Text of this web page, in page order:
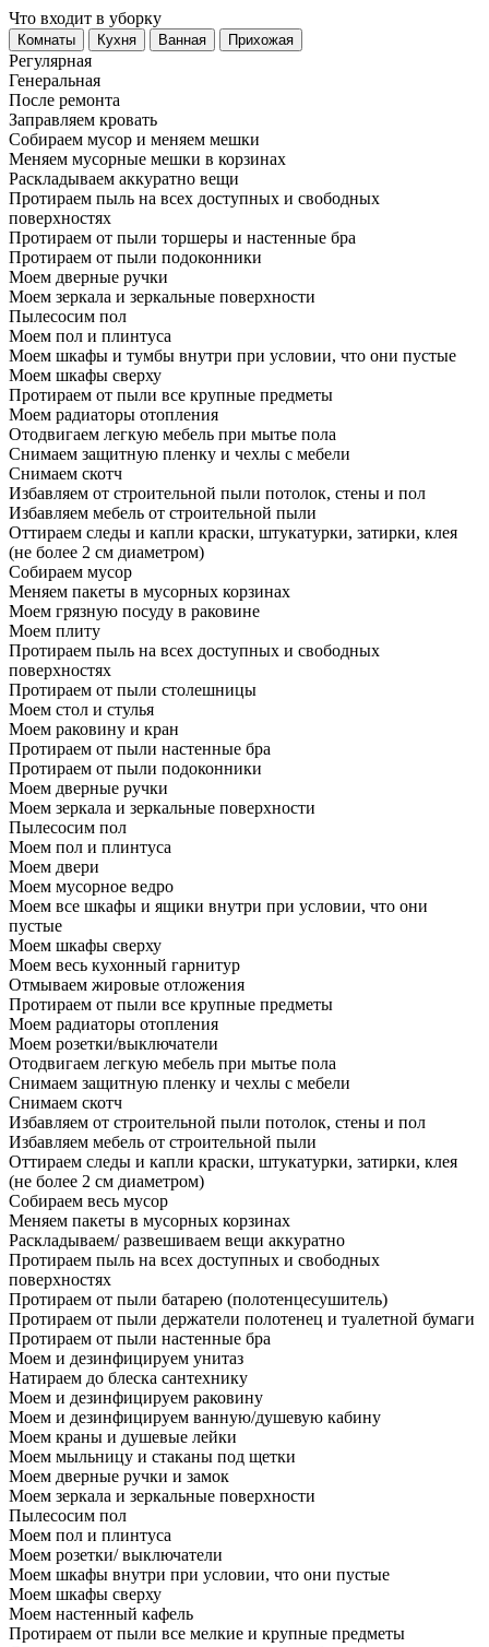
Что входит в уборку
Регу­лярная
Гене­ральная
После ремонта
Заправляем кровать
Собираем мусор и меняем мешки
Меняем мусорные мешки в корзинах
Раскладываем аккуратно вещи
Протираем пыль на всех доступных и свободных
поверхностях
Протираем от пыли торшеры и настенные бра
Протираем от пыли подоконники
Моем дверные ручки
Моем зеркала и зеркальные поверхности
Пылесосим пол
Моем пол и плинтуса
Моем шкафы и тумбы внутри при условии, что они пустые
Моем шкафы сверху
Протираем от пыли все крупные предметы
Моем радиаторы отопления
Отодвигаем легкую мебель при мытье пола
Снимаем защитную пленку и чехлы с мебели
Снимаем скотч
Избавляем от строительной пыли потолок, стены и пол
Избавляем мебель от строительной пыли
Оттираем следы и капли краски, штукатурки, затирки, клея
(не более 2 см диаметром)
Собираем мусор
Меняем пакеты в мусорных корзинах
Моем грязную посуду в раковине
Моем плиту
Протираем пыль на всех доступных и свободных
поверхностях
Протираем от пыли столешницы
Моем стол и стулья
Моем раковину и кран
Протираем от пыли настенные бра
Протираем от пыли подоконники
Моем дверные ручки
Моем зеркала и зеркальные поверхности
Пылесосим пол
Моем пол и плинтуса
Моем двери
Моем мусорное ведро
Моем все шкафы и ящики внутри при условии, что они
пустые
Моем шкафы сверху
Моем весь кухонный гарнитур
Отмываем жировые отложения
Протираем от пыли все крупные предметы
Моем радиаторы отопления
Моем розетки/выключатели
Отодвигаем легкую мебель при мытье пола
Снимаем защитную пленку и чехлы с мебели
Снимаем скотч
Избавляем от строительной пыли потолок, стены и пол
Избавляем мебель от строительной пыли
Оттираем следы и капли краски, штукатурки, затирки, клея
(не более 2 см диаметром)
Собираем весь мусор
Меняем пакеты в мусорных корзинах
Раскладываем/ развешиваем вещи аккуратно
Протираем пыль на всех доступных и свободных
поверхностях
Протираем от пыли батарею (полотенцесушитель)
Протираем от пыли держатели полотенец и туалетной бумаги
Протираем от пыли настенные бра
Моем и дезинфицируем унитаз
Натираем до блеска сантехнику
Моем и дезинфицируем раковину
Моем и дезинфицируем ванную/душевую кабину
Моем краны и душевые лейки
Моем мыльницу и стаканы под щетки
Моем дверные ручки и замок
Моем зеркала и зеркальные поверхности
Пылесосим пол
Моем пол и плинтуса
Моем розетки/ выключатели
Моем шкафы внутри при условии, что они пустые
Моем шкафы сверху
Моем настенный кафель
Протираем от пыли все мелкие и крупные предметы